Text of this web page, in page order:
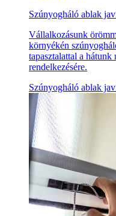
Szúnyogháló ablak
Vállalkozásunk
környékén
tapasztalattal a
rendelkezésére.
Szúnyogháló ablak